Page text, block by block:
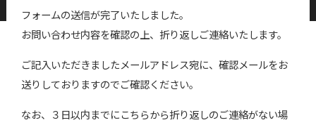
フォームの送信が完了いたしました。
お問い合わせ内容を確認の上、折り返しご連絡いたします。
ご記入いただきましたメールアドレス宛に、確認メールをお
送りしておりますのでご確認ください。
なお、３日以内までにこちらから折り返しのご連絡がない場